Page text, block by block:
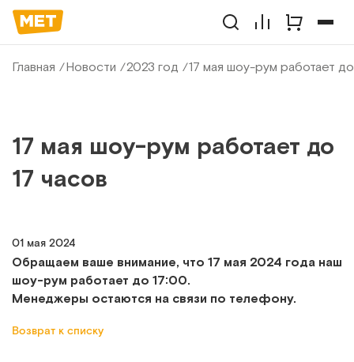
Главная Новости 2023 год 17 мая шоу-рум работает до
17 мая шоу-рум работает до
17 часов
01 мая 2024
Обращаем ваше внимание, что 17 мая 2024 года наш
шоу-рум работает до 17:00.
Менеджеры остаются на связи по телефону.
Возврат к списку